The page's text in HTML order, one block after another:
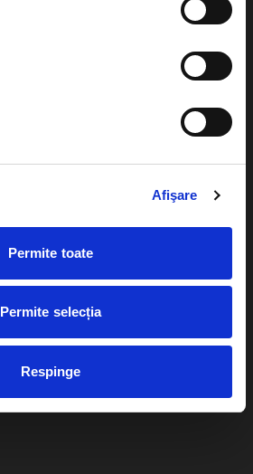
Afişare
Permite toate
Permite selecția
Respinge
Plata online sau cash
Livrare prin curier
Duplicare bilete